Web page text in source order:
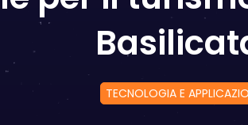
TECNOLOGIA E